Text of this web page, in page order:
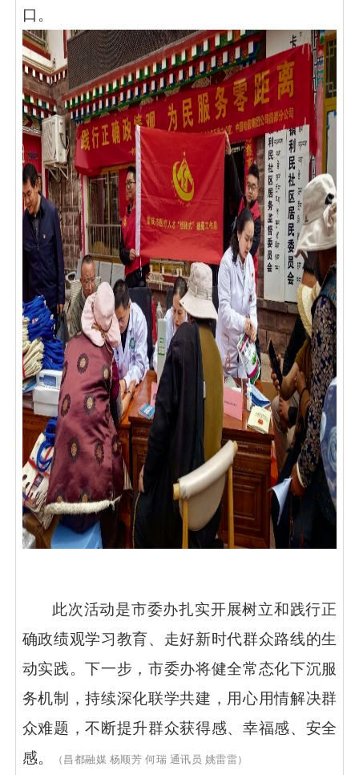
口。
此次活动是市委办扎实开展树立和践行正
确政绩观学习教育、走好新时代群众路线的生
动实践。下一步，市委办将健全常态化下沉服
务机制，持续深化联学共建，用心用情解决群
众难题，不断提升群众获得感、幸福感、安全
感。
（昌都融媒 杨顺芳 何瑞 通讯员 姚雷雷）